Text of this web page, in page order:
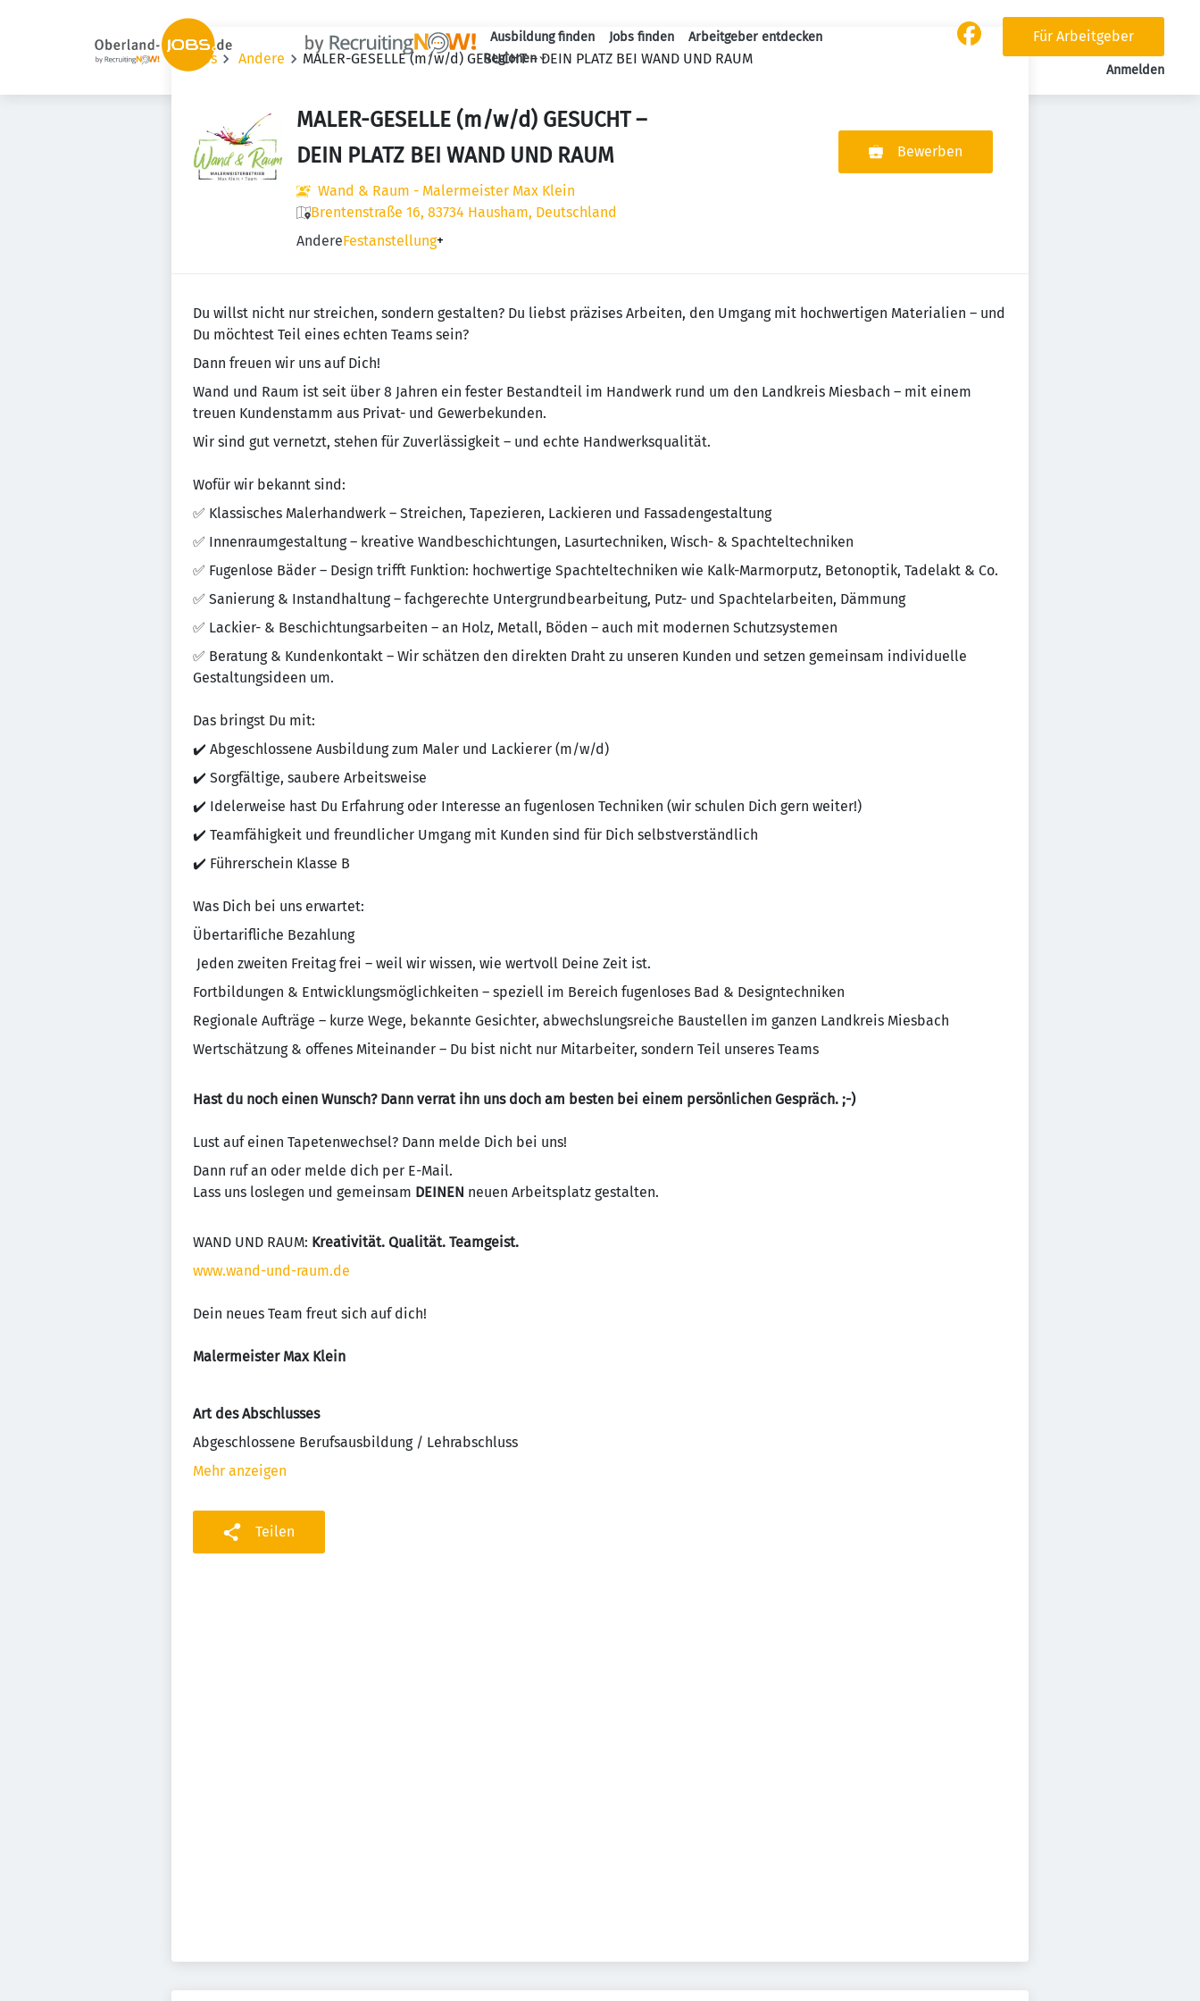
Haupt-Navigation
Ausbildung finden Jobs finden
Arbeitgeber entdecken
Regionen
Für Arbeitgeber
Anmelden
Jobs Andere MALER-GESELLE (m/w/d) GESUCHT – DEIN PLATZ BEI WAND UND RAUM
MALER-GESELLE (m/w/d) GESUCHT –
DEIN PLATZ BEI WAND UND RAUM
Wand & Raum - Malermeister Max Klein
Brentenstraße 16, 83734 Hausham, Deutschland
AndereFestanstellung+
Bewerben
Du willst nicht nur streichen, sondern gestalten? Du liebst präzises Arbeiten, den Umgang mit hochwertigen Materialien – und
Du möchtest Teil eines echten Teams sein?
Dann freuen wir uns auf Dich!
Wand und Raum ist seit über 8 Jahren ein fester Bestandteil im Handwerk rund um den Landkreis Miesbach – mit einem
treuen Kundenstamm aus Privat- und Gewerbekunden.
Wir sind gut vernetzt, stehen für Zuverlässigkeit – und echte Handwerksqualität.
Wofür wir bekannt sind:
✅ Klassisches Malerhandwerk – Streichen, Tapezieren, Lackieren und Fassadengestaltung
✅ Innenraumgestaltung – kreative Wandbeschichtungen, Lasurtechniken, Wisch- & Spachteltechniken
✅ Fugenlose Bäder – Design trifft Funktion: hochwertige Spachteltechniken wie Kalk-Marmorputz, Betonoptik, Tadelakt & Co.
✅ Sanierung & Instandhaltung – fachgerechte Untergrundbearbeitung, Putz- und Spachtelarbeiten, Dämmung
✅ Lackier- & Beschichtungsarbeiten – an Holz, Metall, Böden – auch mit modernen Schutzsystemen
✅ Beratung & Kundenkontakt – Wir schätzen den direkten Draht zu unseren Kunden und setzen gemeinsam individuelle
Gestaltungsideen um.
Das bringst Du mit:
✔️ Abgeschlossene Ausbildung zum Maler und Lackierer (m/w/d)
✔️ Sorgfältige, saubere Arbeitsweise
✔️ Idelerweise hast Du Erfahrung oder Interesse an fugenlosen Techniken (wir schulen Dich gern weiter!)
✔️ Teamfähigkeit und freundlicher Umgang mit Kunden sind für Dich selbstverständlich
✔️ Führerschein Klasse B
Was Dich bei uns erwartet:
Übertarifliche Bezahlung
️ Jeden zweiten Freitag frei – weil wir wissen, wie wertvoll Deine Zeit ist.
Fortbildungen & Entwicklungsmöglichkeiten – speziell im Bereich fugenloses Bad & Designtechniken
Regionale Aufträge – kurze Wege, bekannte Gesichter, abwechslungsreiche Baustellen im ganzen Landkreis Miesbach
Wertschätzung & offenes Miteinander – Du bist nicht nur Mitarbeiter, sondern Teil unseres Teams
Hast du noch einen Wunsch? Dann verrat ihn uns doch am besten bei einem persönlichen Gespräch. ;-)
Lust auf einen Tapetenwechsel? Dann melde Dich bei uns!
Dann ruf an oder melde dich per E-Mail.
Lass uns loslegen und gemeinsam DEINEN neuen Arbeitsplatz gestalten.
WAND UND RAUM: Kreativität. Qualität. Teamgeist.
www.wand-und-raum.de
Dein neues Team freut sich auf dich!
Malermeister Max Klein
Art des Abschlusses
Abgeschlossene Berufsausbildung / Lehrabschluss
Mehr anzeigen
Teilen